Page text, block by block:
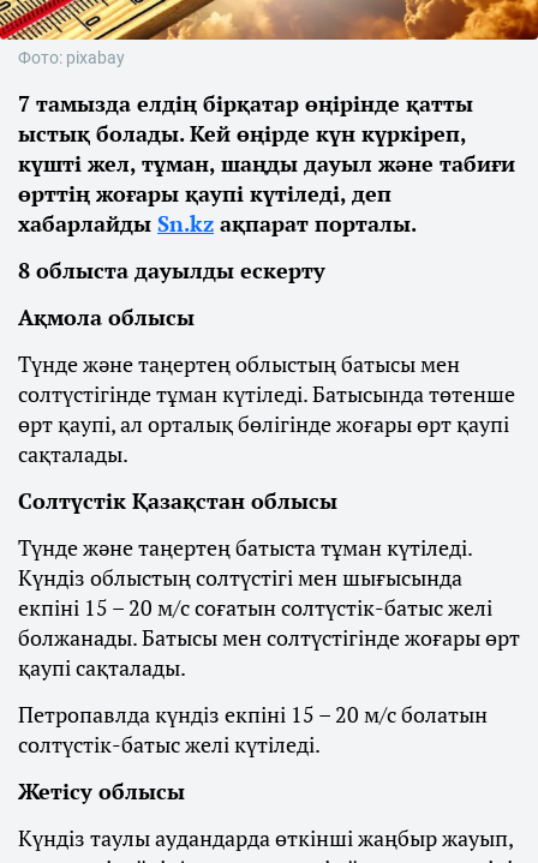
Фото: pixabay
7 тамызда елдің бірқатар өңірінде қатты
ыстық болады. Кей өңірде күн күркіреп,
күшті жел, тұман, шаңды дауыл және табиғи
өрттің жоғары қаупі күтіледі, деп
хабарлайды Sn.kz ақпарат порталы.
8 облыста дауылды ескерту
Ақмола облысы
Түнде және таңертең облыстың батысы мен
солтүстігінде тұман күтіледі. Батысында төтенше
өрт қаупі, ал орталық бөлігінде жоғары өрт қаупі
сақталады.
Солтүстік Қазақстан облысы
Түнде және таңертең батыста тұман күтіледі.
Күндіз облыстың солтүстігі мен шығысында
екпіні 15 – 20 м/с соғатын солтүстік-батыс желі
болжанады. Батысы мен солтүстігінде жоғары өрт
қаупі сақталады.
Петропавлда күндіз екпіні 15 – 20 м/с болатын
солтүстік-батыс желі күтіледі.
Жетісу облысы
Күндіз таулы аудандарда өткінші жаңбыр жауып,